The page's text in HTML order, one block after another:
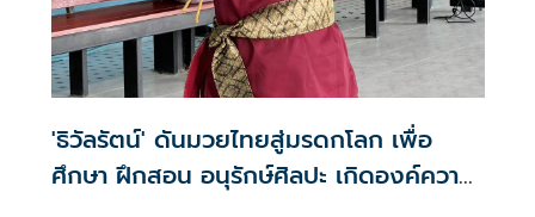
'ธิวัลรัตน์' ดันมวยไทยสู่มรดกโลก เพื่อ
ศึกษา ฝึกสอน อนุรักษ์ศิลปะ เกิดองค์ความ